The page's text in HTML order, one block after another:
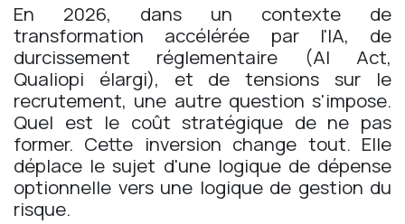
En 2026, dans un contexte de
transformation accélérée par l'IA, de
durcissement réglementaire (AI Act,
Qualiopi élargi), et de tensions sur le
recrutement, une autre question s'impose.
Quel est le coût stratégique de ne pas
former. Cette inversion change tout. Elle
déplace le sujet d'une logique de dépense
optionnelle vers une logique de gestion du
risque.